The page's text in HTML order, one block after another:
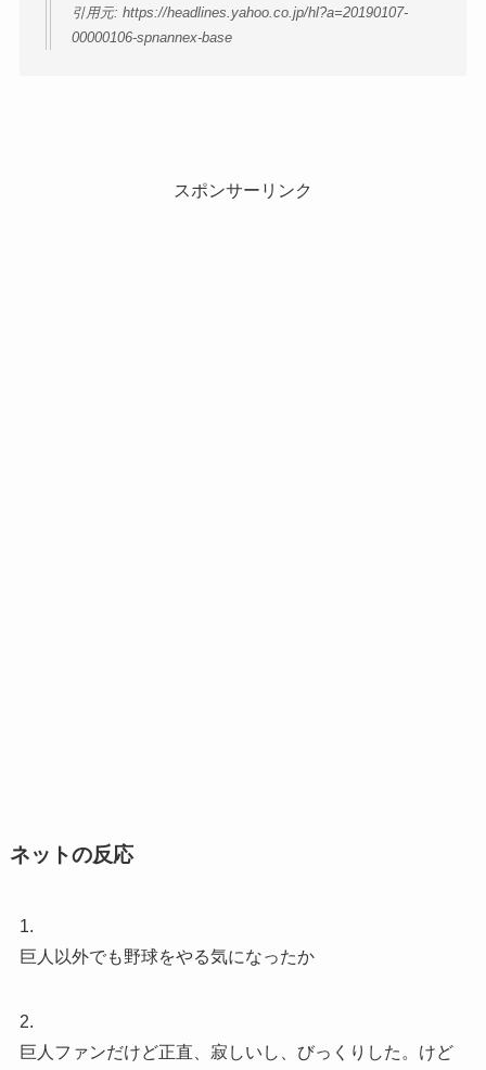
引用元: https://headlines.yahoo.co.jp/hl?a=20190107-
00000106-spnannex-base
スポンサーリンク
ネットの反応
1.
巨人以外でも野球をやる気になったか
2.
巨人ファンだけど正直、寂しいし、びっくりした。けど